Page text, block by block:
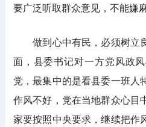
要广泛听取群众意见，不能嫌
做到心中有民，必须树立
面，县委书记对一方党风政
党，最集中的是看县委一班人
作风不好，党在当地群众心目
家要按照中央要求，继续把作